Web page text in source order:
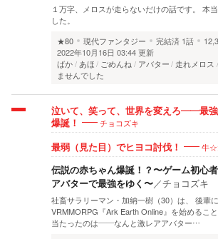
１万字、メロスが走らないだけの話です。 本
した。
★80
現代ファンタジー 完結済 1話
2022年10月16日 03:44 更新
ばか
あほ ごめんね アバター 走れメロス
ませんでした
泣いて、笑って、世界を変えろ――最
爆誕！
チョコズキ
最弱（見た目）でヒヨコ討伐！ 牛☆
伝説の赤ちゃん爆誕！？〜ゲーム初心
アバターで最強をゆく〜／チョコズキ
社畜サラリーマン・加納一樹（30）は、 後輩
VRMMORPG『Ark Earth Online』を始めるこ
当たったのは――なんと激レアアバター…